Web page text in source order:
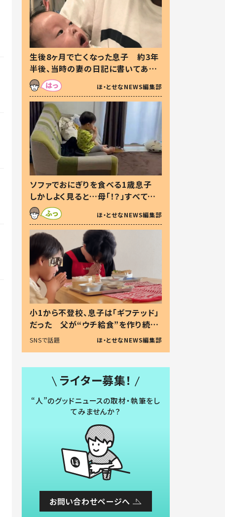
生後8ヶ月で亡くなった息子 約3年
半後、当時の妻の日記に書いてあっ
た本音とは
ほ・とせなNEWS編集部
ソファでおにぎりを食べる1歳息子
しかしよく見ると…母「！？」すべてを
察した母の投稿に「可愛いから許
す！」「現行犯〜」
ほ・とせなNEWS編集部
小1から不登校、息子は「ギフテッド」
だった 父が“ウチ給食”を作り続け
る理由とは #令和の親 #令和の子
SNSで話題 ほ・とせなNEWS編集部
ライター募集！
“人”のグッドニュースの取材・執筆をし
てみませんか？
お問い合わせページへ